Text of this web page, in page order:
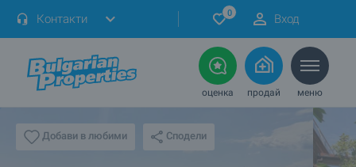
Контакти 0 Вход
оценка продай меню
Добави в любими Сподели